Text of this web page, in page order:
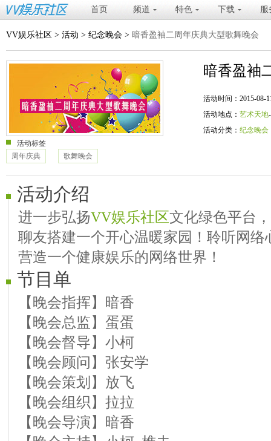
首页 频道 特色 下载 服
VV娱乐社区 > 活动 > 纪念晚会 > 暗香盈袖二周年庆典大型歌舞晚会
暗香盈袖
活动时间：2015-08-
活动地点： 艺术天地
活动分类： 纪念晚会
活动标签
周年庆典
歌舞晚会
活动介绍
进一步弘扬VV娱乐社区文化绿色平台
聊友搭建一个开心温暖家园！聆听网
营造一个健康娱乐的网络世界！
节目单
【晚会指挥】暗香
【晚会总监】蛋蛋
【晚会督导】小柯
【晚会顾问】张安学
【晚会策划】放飞
【晚会组织】拉拉
【晚会导演】暗香